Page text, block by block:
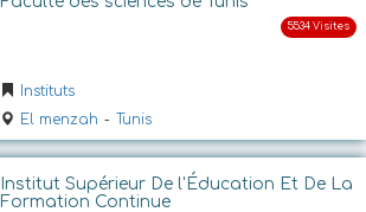
Instituts
El menzah - Tunis
Institut Supérieur De l'Éducation Et De La
Formation Continue